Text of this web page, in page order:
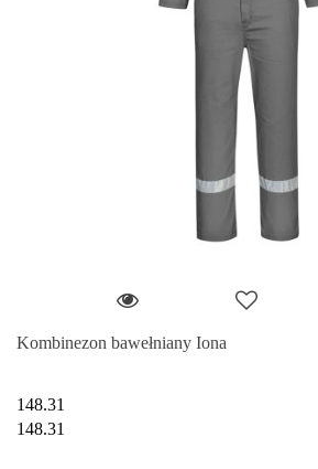
Kombinezon bawełniany Iona
148.31
148.31